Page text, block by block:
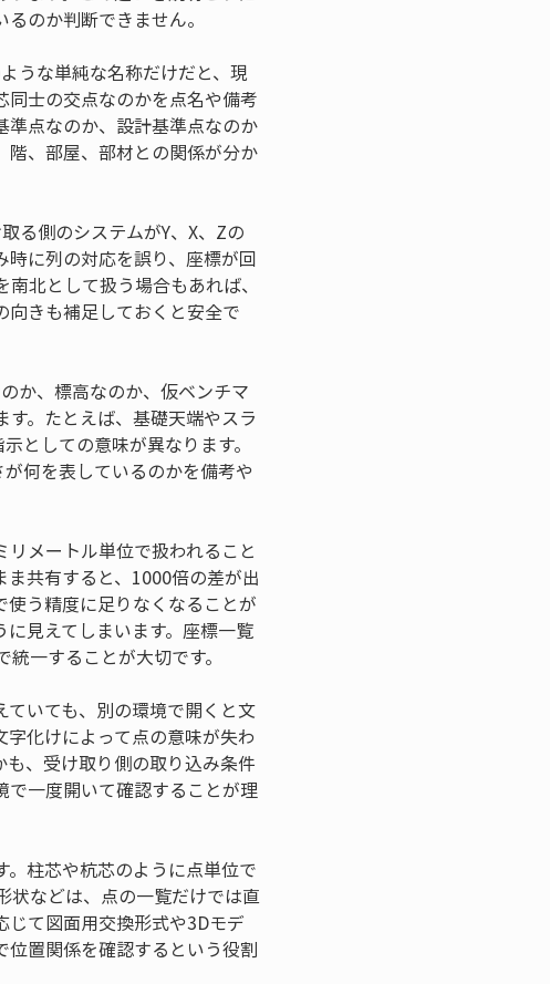
のか判断できません。
うな単純な名称だけだと、現
士の交点なのかを点名や備考
準点なのか、設計基準点なのか
階、部屋、部材との関係が分か
る側のシステムがY、X、Zの
に列の対応を誤り、座標が回
北として扱う場合もあれば、
向きも補足しておくと安全で
か、標高なのか、仮ベンチマ
。たとえば、基礎天端やスラ
としての意味が異なります。
何を表しているのかを備考や
メートル単位で扱われること
共有すると、1000倍の差が出
う精度に足りなくなることが
見えてしまいます。座標一覧
一することが大切です。
いても、別の環境で開くと文
化けによって点の意味が失わ
、受け取り側の取り込み条件
で一度開いて確認することが理
柱芯や杭芯のように点単位で
状などは、点の一覧だけでは直
て図面用交換形式や3Dモデ
置関係を確認するという役割